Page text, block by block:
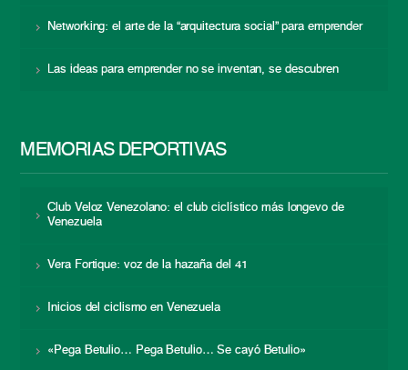
Networking: el arte de la “arquitectura social” para emprender
Las ideas para emprender no se inventan, se descubren
MEMORIAS DEPORTIVAS
Club Veloz Venezolano: el club ciclístico más longevo de
Venezuela
Vera Fortique: voz de la hazaña del 41
Inicios del ciclismo en Venezuela
«Pega Betulio… Pega Betulio… Se cayó Betulio»